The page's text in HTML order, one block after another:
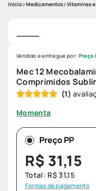
Medicamentos Vitaminas
Mec 12
Comprimidos
(1)
Momenta
Vendido e entregue por: Preço
Preço PP
R$ 31,15
Total: R$ 31,15
Formas de pagamento